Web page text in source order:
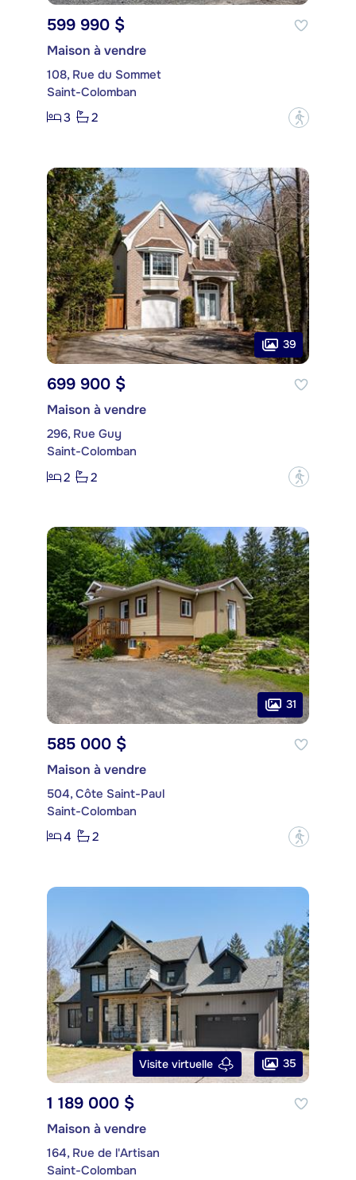
599 990 $
Maison à vendre
108, Rue du Sommet
Saint-Colomban
3
2 ?
39
699 900 $
Maison à vendre
296, Rue Guy
Saint-Colomban
2
2 ?
31
585 000 $
Maison à vendre
504, Côte Saint-Paul
Saint-Colomban
4
2 ?
Visite virtuelle 35
1 189 000 $
Maison à vendre
164, Rue de l'Artisan
Saint-Colomban